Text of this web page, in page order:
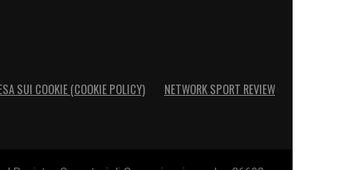
SUI COOKIE (COOKIE POLICY) NETWORK SPORT REVIEW